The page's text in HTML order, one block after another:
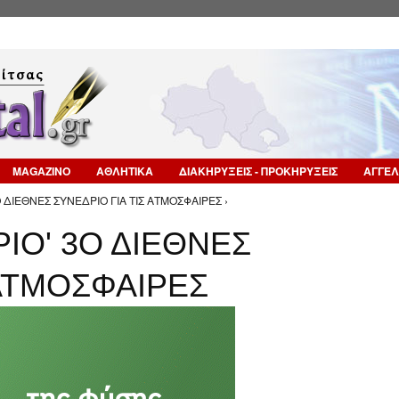
MAGAZINO ΑΘΛΗΤΙΚΑ ΔΙΑΚΗΡΥΞΕΙΣ - ΠΡΟΚΗΡΥΞΕΙΣ
ΣΥΝΕΔΡΙΟ ΓΙΑ ΤΙΣ ΑΤΜΟΣΦΑΙΡΕΣ ›
3Ο ΔΙΕΘΝΕΣ